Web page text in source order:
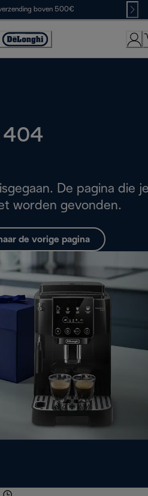
boven 500€
404
De pagina die
worden gevonden.
de vorige pagina